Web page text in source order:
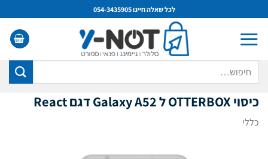
to
content
לכל שאלה חייגו 054-3435905
כיסוי OTTERBOX ל Galaxy A52 דגם React
כללי